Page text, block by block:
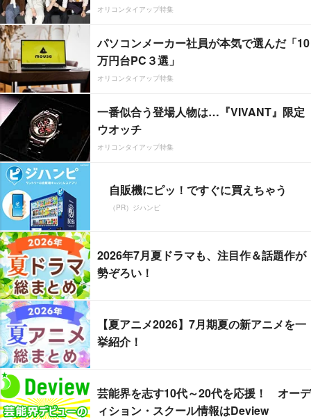
オリコンタイアップ特集
パソコンメーカー社員が本気で選んだ「10
万円台PC３選」
オリコンタイアップ特集
一番似合う登場人物は…『VIVANT』限定
ウオッチ
オリコンタイアップ特集
自販機にピッ！ですぐに買えちゃう
（PR）ジハンピ
2026年7月夏ドラマも、注目作＆話題作が
勢ぞろい！
【夏アニメ2026】7月期夏の新アニメを一
挙紹介！
芸能界を志す10代～20代を応援！ オーデ
ィション・スクール情報はDeview